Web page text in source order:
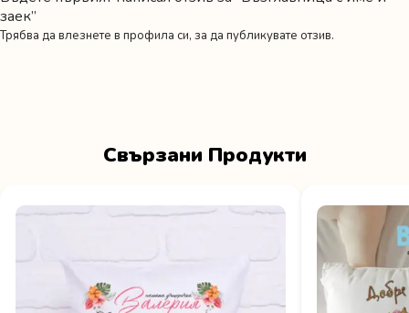
заек”
Трябва да влезнете в профила си, за да публикувате отзив.
Свързани Продукти